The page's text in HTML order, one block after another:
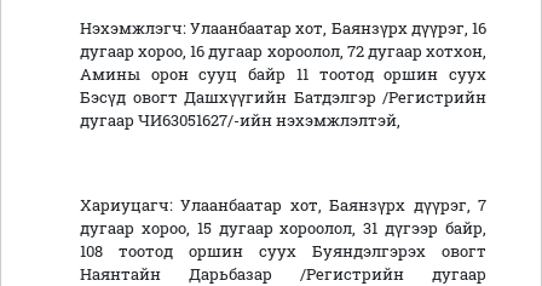
Нэхэмжлэгч: Улаанбаатар хот, Баянзүрх дүүрэг, 16
дугаар хороо, 16 дугаар хороолол, 72 дугаар хотхон,
Амины орон сууц байр 11 тоотод оршин суух
Бэсүд овогт Дашхүүгийн Батдэлгэр /Регистрийн
дугаар ЧИ63051627/-ийн нэхэмжлэлтэй,
Хариуцагч: Улаанбаатар хот, Баянзүрх дүүрэг, 7
дугаар хороо, 15 дугаар хороолол, 31 дүгээр байр,
108 тоотод оршин суух Буяндэлгэрэх овогт
Наянтайн Дарьбазар /Регистрийн дугаар